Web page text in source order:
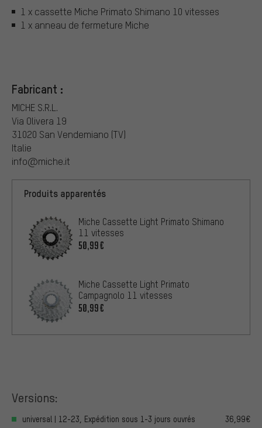
1 x cassette Miche Primato Shimano 10 vitesses
1 x anneau de fermeture Miche
Fabricant :
MICHE S.R.L.
Via Olivera 19
31020 San Vendemiano (TV)
Italie
info@miche.it
Produits apparentés
Miche Cassette Light Primato Shimano
11 vitesses
50,99€
Miche Cassette Light Primato
Campagnolo 11 vitesses
50,99€
Versions:
universal | 12-23, Expédition sous 1-3 jours ouvrés
36,99€